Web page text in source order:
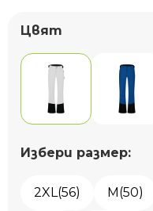
Цвят
Избери размер:
2XL(56) M(50)